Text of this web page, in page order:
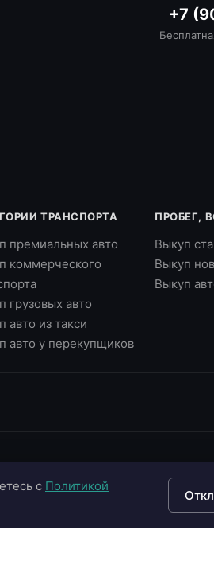
+7
ТРАНСПОРТА
премиальных авто
коммерческого
грузовых авто
авто из такси
авто у перекупщиков
ПРОБЕГ,
Выкуп
Выкуп
Выкуп
+7 (495) 790-87-43
+7 (903) 790-87-43
с Политикой